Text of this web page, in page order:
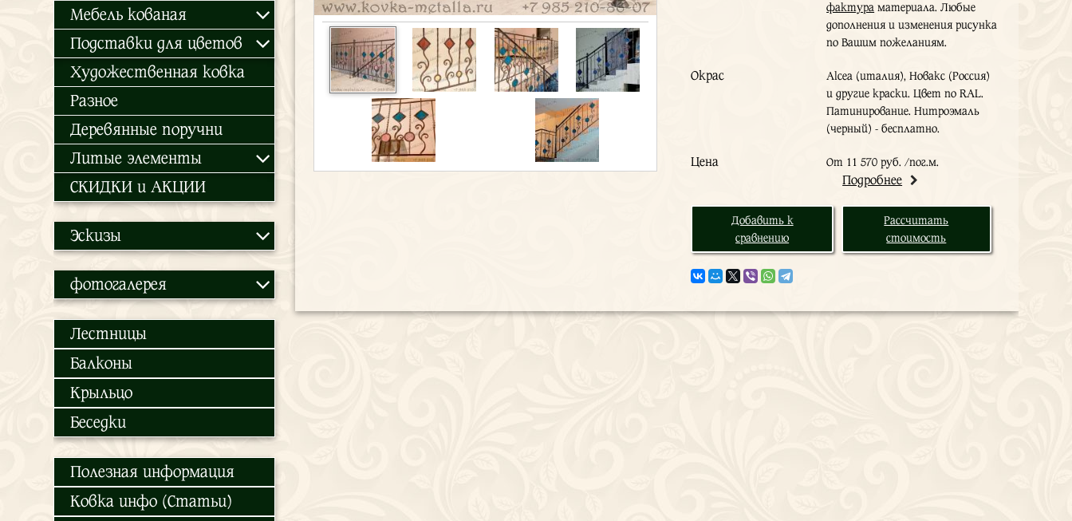
Мебель кованая
Подставки для цветов
Художественная ковка
Разное
Деревянные поручни
Литые элементы
СКИДКИ и АКЦИИ
Эскизы
фотогалерея
Лестницы
Балконы
Крыльцо
Беседки
Полезная информация
Ковка инфо (Статьи)
фактура материала. Любые
дополнения и изменения рисунка
по Вашим пожеланиям.
Окрас
Alcea (италия), Новакс (Россия)
и другие краски. Цвет по RAL.
Патинирование. Нитроэмаль
(черный) - бесплатно.
Цена От 11 570 руб. /пог.м.
Подробнее
Добавить к
сравнению
Рассчитать
стоимость